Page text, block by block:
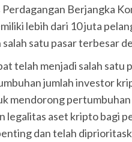
Berjangka
lebih dari 10 juta
satu pasar terbesar
telah menjadi salah satu
jumlah investor
mendorong
legalitas aset kripto bagi
dan telah